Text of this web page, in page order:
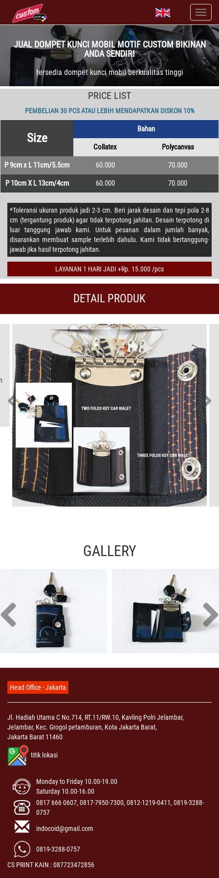
JUAL DOMPET KUNCI MOBIL MOTIF CUSTOM BIKINAN
ANDA SENDIRI
tersedia dompet kunci mobil berkualitas tinggi
PRICE LIST
PEMBELIAN 30 PCS ATAU LEBIH MENDAPATKAN DISKON 10%
Size
Bahan
Collatex Polycanvas
P 9cm x L 11cm/5.5cm 60.000 70.000
P 10cm X L 13cm/4cm 60.000 70.000
*Toleransi ukuran produk jadi 2-3 cm. Beri jarak desain dan tepi pola 2-8
cm (tergantung produk) agar tidak terpotong jahitan. Desain terpotong di
luar tanggung jawab kami. Untuk pesanan dalam jumlah banyak,
disarankan membuat sample terlebih dahulu. Kami tidak bertanggung-
jawab jika hasil terpotong jahitan.
LAYANAN 1 HARI JADI +Rp. 15.000 /pcs
DETAIL PRODUK
GALLERY
Head Office - Jakarta
Jl. Hadiah Utama C No.714, RT.11/RW.10, Kavling Polri Jelambar,
Jelambar, Kec. Grogol petamburan, Kota Jakarta Barat,
Jakarta Barat 11460
titik lokasi
Monday to Friday 10.00-19.00
Saturday 10.00-16.00
0817 666 0607, 0817-7950-7300, 0812-1219-0411, 0819-3288-
0757
indocoid@gmail.com
0819-3288-0757
CS PRINT KAIN : 087723472856